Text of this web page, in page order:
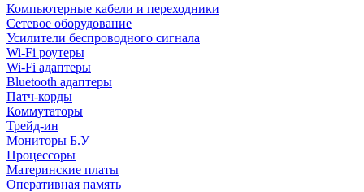
Компьютерные кабели и переходники
Сетевое оборудование
Усилители беспроводного сигнала
Wi-Fi роутеры
Wi-Fi адаптеры
Bluetooth адаптеры
Патч-корды
Коммутаторы
Трейд-ин
Мониторы Б.У
Процессоры
Материнские платы
Оперативная память